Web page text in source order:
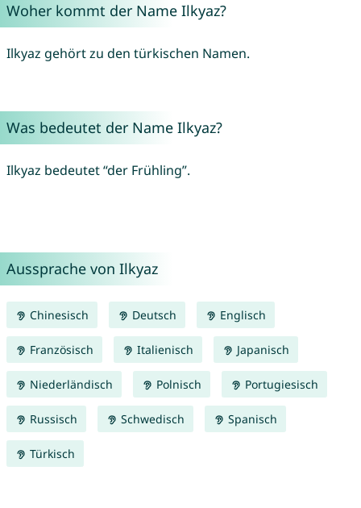
Woher kommt der Name Ilkyaz?
Ilkyaz gehört zu den türkischen Namen.
Was bedeutet der Name Ilkyaz?
Ilkyaz bedeutet “der Frühling”.
Aussprache von Ilkyaz
Chinesisch Deutsch Englisch
Französisch Italienisch Japanisch
Niederländisch Polnisch Portugiesisch
Russisch Schwedisch Spanisch
Türkisch